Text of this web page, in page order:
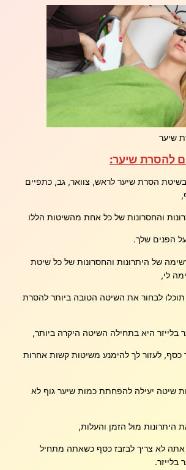
שיער
להסרת שיער:
הסרת שיער לראש, צוואר, גב, כתפיים
והחסרונות של כל אחת מהשיטות הללו
הפנים שלך.
של היתרונות והחסרונות של כל שיטת
לי,
לבחור את השיטה הטובה ביותר להסרת
היא בתחילה השיטה היקרה ביותר,
כסף, לעזור לך להימנע משיטות קשות אחרות
שיטה יעילה להפחתת כמות שיער גוף לא
היתרונות מול הזמן והעלות,
לא צריך לבזבז כסף כשאתה מתחיל
בלייזר.